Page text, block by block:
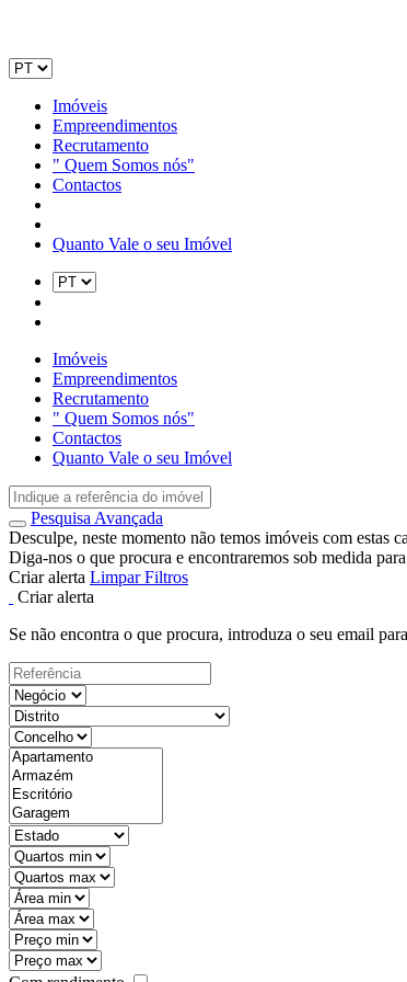
Imóveis
Empreendimentos
Recrutamento
" Quem Somos nós"
Contactos
Quanto Vale o seu Imóvel
Imóveis
Empreendimentos
Recrutamento
" Quem Somos nós"
Contactos
Quanto Vale o seu Imóvel
Pesquisa Avançada
Desculpe, neste momento não temos imóveis com estas
Diga-nos o que procura e encontraremos sob medida
Criar alerta Limpar Filtros
Criar alerta
Se não encontra o que procura, introduza o seu email